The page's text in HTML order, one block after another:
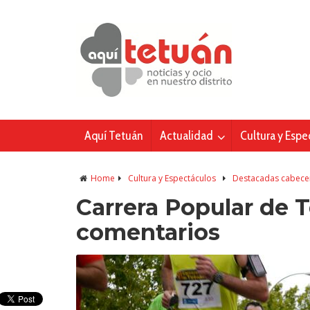
Aquí Tetuán Actualidad Cultura y
Home Cultura y Espectáculos Destacadas
Carrera Popular de
comentarios